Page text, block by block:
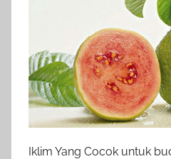
Iklim Yang Cocok untuk